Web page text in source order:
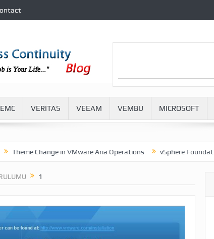
EMC VERITAS VEEAM VEMBU MICROSOFT
Change in VMware Aria Operations vSphere Foundation 9.0
1